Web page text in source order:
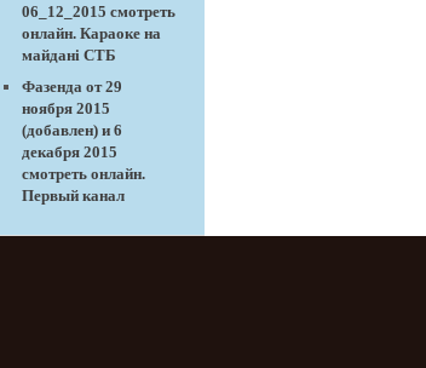
06_12_2015 смотреть
онлайн. Караоке на
майдані СТБ
Фазенда от 29
ноября 2015
(добавлен) и 6
декабря 2015
смотреть онлайн.
Первый канал